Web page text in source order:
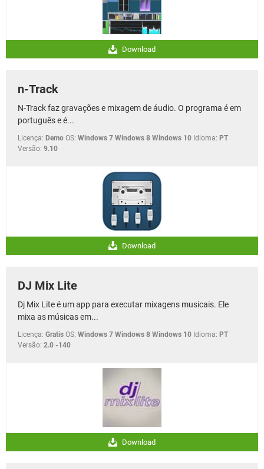
Download
n-Track
N-Track faz gravações e mixagem de áudio. O programa é em
português e é...
Licença: Demo OS: Windows 7 Windows 8 Windows 10 Idioma: PT
Versão: 9.10
Download
DJ Mix Lite
Dj Mix Lite é um app para executar mixagens musicais. Ele
mixa as músicas em...
Licença: Gratis OS: Windows 7 Windows 8 Windows 10 Idioma: PT
Versão: 2.0 -140
Download